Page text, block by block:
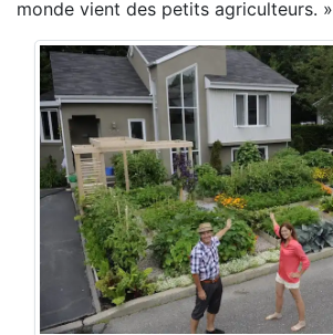
monde vient des petits agriculteurs. »